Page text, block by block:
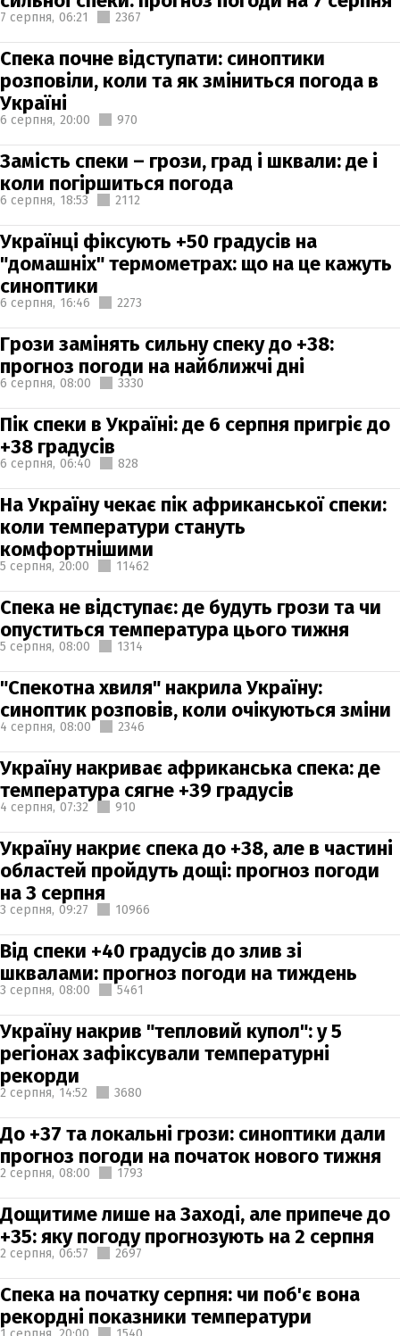
7 серпня, 06:21 2367
Спека почне відступати: синоптики
розповіли, коли та як зміниться погода в
Україні
6 серпня, 20:00 970
Замість спеки – грози, град і шквали: де і
коли погіршиться погода
6 серпня, 18:53 2112
Українці фіксують +50 градусів на
"домашніх" термометрах: що на це кажуть
синоптики
6 серпня, 16:46 2273
Грози замінять сильну спеку до +38:
прогноз погоди на найближчі дні
6 серпня, 08:00 3330
Пік спеки в Україні: де 6 серпня пригріє до
+38 градусів
6 серпня, 06:40 828
На Україну чекає пік африканської спеки:
коли температури стануть
комфортнішими
5 серпня, 20:00 11462
Спека не відступає: де будуть грози та чи
опуститься температура цього тижня
5 серпня, 08:00 1314
"Спекотна хвиля" накрила Україну:
синоптик розповів, коли очікуються зміни
4 серпня, 08:00 2346
Україну накриває африканська спека: де
температура сягне +39 градусів
4 серпня, 07:32 910
Україну накриє спека до +38, але в частині
областей пройдуть дощі: прогноз погоди
на 3 серпня
3 серпня, 09:27 10966
Від спеки +40 градусів до злив зі
шквалами: прогноз погоди на тиждень
3 серпня, 08:00 5461
Україну накрив "тепловий купол": у 5
регіонах зафіксували температурні
рекорди
2 серпня, 14:52 3680
До +37 та локальні грози: синоптики дали
прогноз погоди на початок нового тижня
2 серпня, 08:00 1793
Дощитиме лише на Заході, але припече до
+35: яку погоду прогнозують на 2 серпня
2 серпня, 06:57 2697
Спека на початку серпня: чи поб'є вона
рекордні показники температури